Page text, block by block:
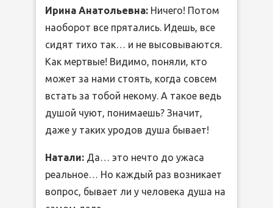
Ирина Анатольевна: Ничего! Потом
наоборот все прятались. Идешь, все
сидят тихо так… и не высовываются.
Как мертвые! Видимо, поняли, кто
может за нами стоять, когда совсем
встать за тобой некому. А такое ведь
душой чуют, понимаешь? Значит,
даже у таких уродов душа бывает!
Натали: Да… это нечто до ужаса
реальное… Но каждый раз возникает
вопрос, бывает ли у человека душа на